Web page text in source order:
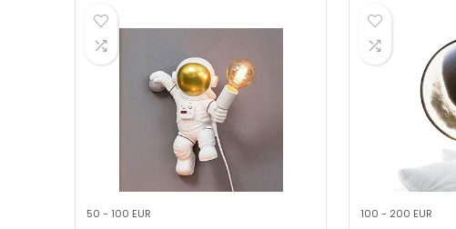
50 - 100 EUR 100 - 200 EUR